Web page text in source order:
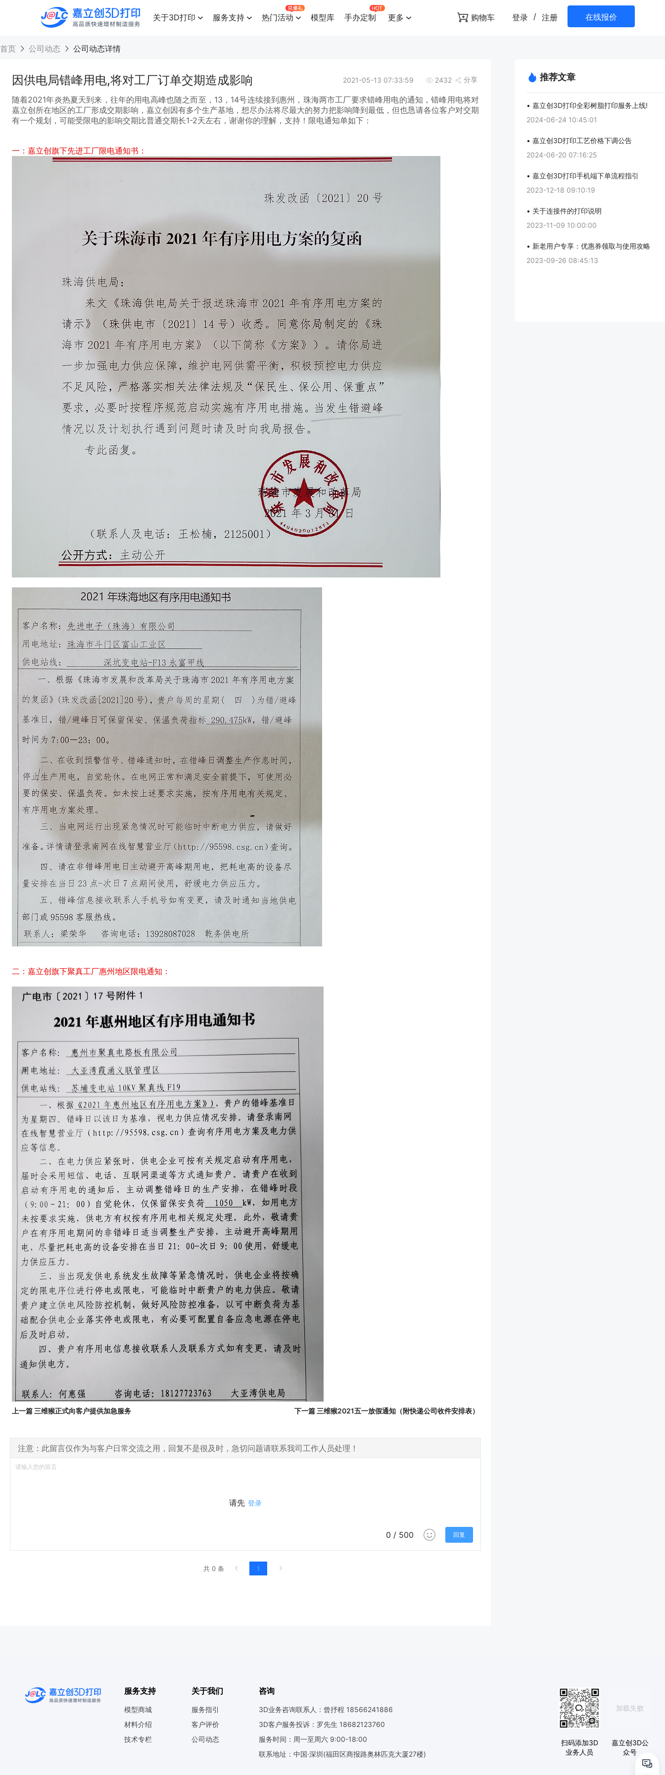
高品质快速增材制造服务
关于3D打印 服务支持 热门活动 模型库 手办定制 更多 购物车 登录 / 注册 在线报价
首页 公司动态 公司动态详情
因供电局错峰用电,将对工厂订单交期造成影响 2021-05-13 07:33:59 2432 分享
随着2021年炎热夏天到来，往年的用电高峰也随之而至，13，14号连续接到惠州，珠海两市工厂要求错峰用电的通知，错峰用电将对
嘉立创所在地区的工厂形成交期影响，嘉立创因有多个生产基地，想尽办法将尽最大的努力把影响降到最低，但也恳请各位客户对交期
有一个规划，可能受限电的影响交期比普通交期长1-2天左右，谢谢你的理解，支持！限电通知单如下：
一：嘉立创旗下先进工厂限电通知书：
二：嘉立创旗下聚真工厂惠州地区限电通知：
上一篇 三维猴正式向客户提供加急服务 下一篇 三维猴2021五一放假通知（附快递公司收件安排表）
注意：此留言仅作为与客户日常交流之用，回复不是很及时，急切问题请联系我司工作人员处理！
0 / 500 回复
请先 登录
共 0 条 1
推荐文章
• 嘉立创3D打印全彩树脂打印服务上线!
2024-06-24 10:45:01
• 嘉立创3D打印工艺价格下调公告
2024-06-20 07:16:25
• 嘉立创3D打印手机端下单流程指引
2023-12-18 09:10:19
• 关于连接件的打印说明
2023-11-09 10:00:00
• 新老用户专享：优惠券领取与使用攻略
2023-09-26 08:45:13
服务支持
模型商城
材料介绍
技术专栏
关于我们
服务指引
客户评价
公司动态
咨询
3D业务咨询联系人：曾抒程 18566241886
3D客户服务投诉：罗先生 18682123760
服务时间：周一至周六 9:00-18:00
联系地址：中国·深圳(福田区商报路奥林匹克大厦27楼)
扫码添加3D
业务人员
加载失败
嘉立创3D公
众号